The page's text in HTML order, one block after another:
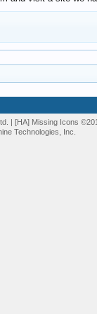
| [HA] Missing Icons
Technologies, Inc.